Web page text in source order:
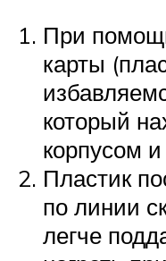
При
карты
который
корпусом
Пластик
по линии
легче